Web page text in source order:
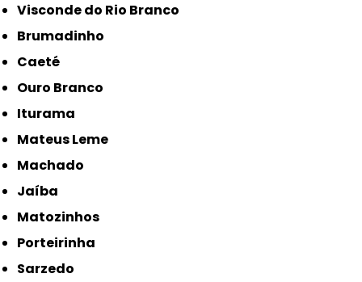
Visconde do Rio Branco
Brumadinho
Caeté
Ouro Branco
Iturama
Mateus Leme
Machado
Jaíba
Matozinhos
Porteirinha
Sarzedo